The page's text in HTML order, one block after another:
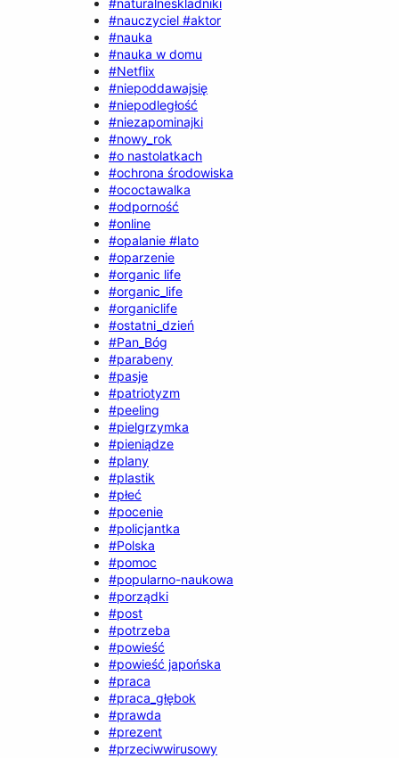
#naturalneskladniki
#nauczyciel #aktor
#nauka
#nauka w domu
#Netflix
#niepoddawajsię
#niepodległość
#niezapominajki
#nowy_rok
#o nastolatkach
#ochrona środowiska
#ococtawalka
#odporność
#online
#opalanie #lato
#oparzenie
#organic life
#organic_life
#organiclife
#ostatni_dzień
#Pan_Bóg
#parabeny
#pasje
#patriotyzm
#peeling
#pielgrzymka
#pieniądze
#plany
#plastik
#płeć
#pocenie
#policjantka
#Polska
#pomoc
#popularno-naukowa
#porządki
#post
#potrzeba
#powieść
#powieść japońska
#praca
#praca_głębok
#prawda
#prezent
#przeciwwirusowy